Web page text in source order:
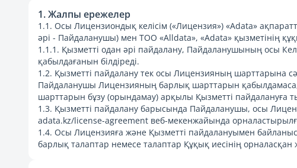
1. Жалпы ережелер
1.1. Осы Лицензиондық келісім («Лицензия») «Adata»
әрі - Пайдаланушы) мен ТОО «Alldata», «Adata» қызметінің
1.1.1. Қызметті одан әрі пайдалану, Пайдаланушының осы
қабылдағанын білдіреді.
1.2. Қызметті пайдалану тек осы Лицензияның шарттарына
Пайдаланушы Лицензияның барлық шарттарын
шарттарын бұзу (орындамау) арқылы Қызметті пайдалануға
1.3. Қызметті пайдалану барысында Пайдаланушы, осы
adata.kz/license-agreement веб-мекенжайында
1.4. Осы Лицензияға және Қызметті пайдалануымен
барлық талаптар немесе талаптар Құқық иесінің